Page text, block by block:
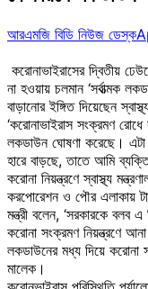
আরএমজি বিডি নিউজ ডেস্ক
করোনাভাইরাসের দ্বিতীয়
না হওয়ায় চলমান ‘সর্বাত্মক
বাড়ানোর ইঙ্গিত দিয়েছেন
‘করোনাভাইরাস সংক্রমণ
লকডাউন ঘোষণা করেছে। এটা
হারে বাড়ছে, তাতে আমি
করোনা নিয়ন্ত্রণে স্বাস্থ্য
করপোরেশন ও পৌর এলাকায়
মন্ত্রী বলেন, ‘সরকারকে বলব
করোনা সংক্রমণ নিয়ন্ত্রণে
লকডাউনের মধ্য দিয়ে
মালেক।